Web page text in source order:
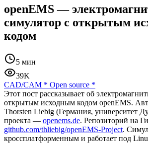
openEMS —
симулятор с открытым
кодом
5 мин
39K
CAD/CAM * Open source *
Этот пост рассказывает об
открытым исходным кодом openEMS.
Thorsten Liebig (Германия, университет
проекта — openems.de. Репозиторий на
github.com/thliebig/openEMS-Project.
кроссплатформенным и работает под